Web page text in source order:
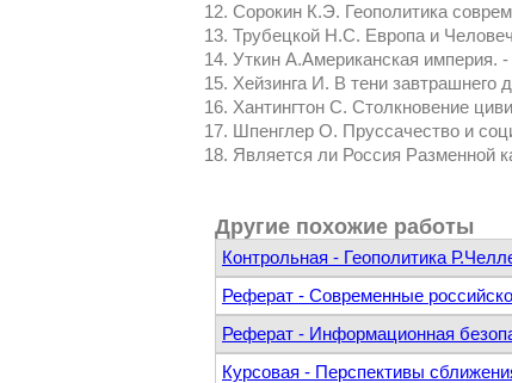
Сорокин К.Э. Геополитика
Трубецкой Н.С. Европа и
Уткин А.Американская
Хейзинга И. В тени завтрашнего
Хантингтон С. Столкновение
Шпенглер О. Пруссачество и
Является ли Россия Разменной
Другие похожие работы
Контрольная - Геополитика
Реферат - Современные
Реферат - Информационная
Курсовая - Перспективы